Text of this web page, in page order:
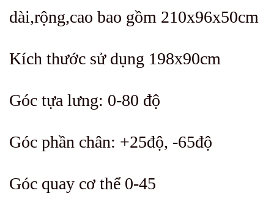
dài,rộng,cao bao gồm 210x96x50cm
Kích thước sử dụng 198x90cm
Góc tựa lưng: 0-80 độ
Góc phần chân: +25độ, -65độ
Góc quay cơ thể 0-45